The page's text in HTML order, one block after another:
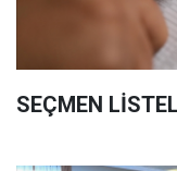
SEÇMEN